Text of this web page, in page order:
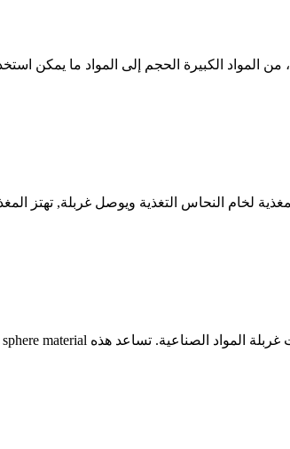
من المواد الكبيرة الحجم إلى المواد ما يمكن